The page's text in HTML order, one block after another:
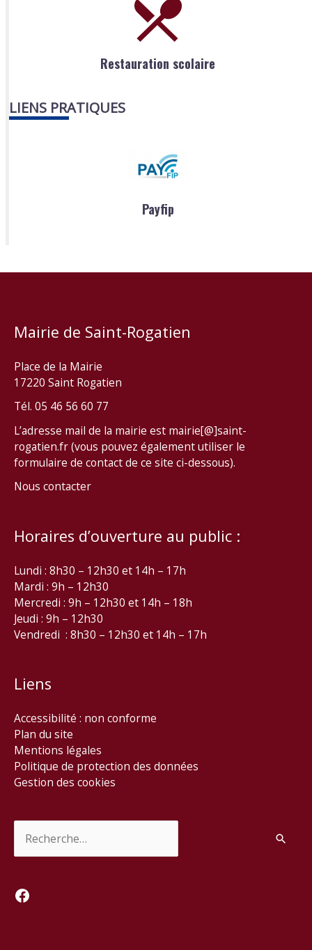
Restauration scolaire
LIENS PRATIQUES
Payfip
Mairie de Saint-Rogatien
Place de la Mairie
17220 Saint Rogatien
Tél. 05 46 56 60 77
L’adresse mail de la mairie est mairie[@]saint-
rogatien.fr (vous pouvez également utiliser le
formulaire de contact de ce site ci-dessous).
Nous contacter
Horaires d’ouverture au public :
Lundi : 8h30 – 12h30 et 14h – 17h
Mardi : 9h – 12h30
Mercredi : 9h – 12h30 et 14h – 18h
Jeudi : 9h – 12h30
Vendredi : 8h30 – 12h30 et 14h – 17h
Liens
Accessibilité : non conforme
Plan du site
Mentions légales
Politique de protection des données
Gestion des cookies
Facebook